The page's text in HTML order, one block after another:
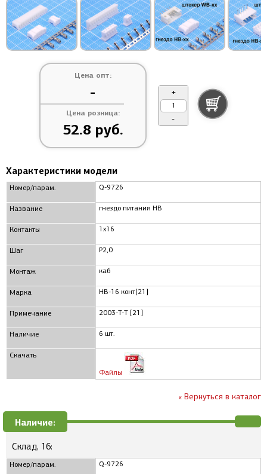
Цена опт:
-
Цена розница:
52.8 руб.
+
-
Характеристики модели
Номер/парам.
Название
Контакты
Шаг
Монтаж
Марка
Примечание
Наличие
Скачать
Q-9726
гнездо питания HB
1x16
P2,0
каб
HB-16 конт[21]
2003-T-T [21]
6 шт.
Файлы
« Вернуться в каталог
Наличие:
Склад, 16:
Номер/парам. Q-9726